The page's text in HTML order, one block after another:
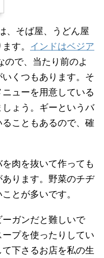
、そば屋、うどん屋
す。 インドはベジア
ので、当たり前のよ
くつもあります。そ
ューを用意している
ょう。ギーというバ
こともあるので、確
肉を抜いて作っても
ります。野菜のチヂ
とが多いです。
ガンだと難しいで
プを使ったりしてい
下さるお店を私の生